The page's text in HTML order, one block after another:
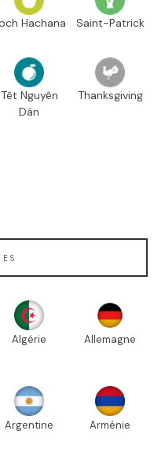
Hachana Saint-Patrick
Têt Nguyên
Dán
Thanksgiving
Algérie Allemagne
Argentine Arménie